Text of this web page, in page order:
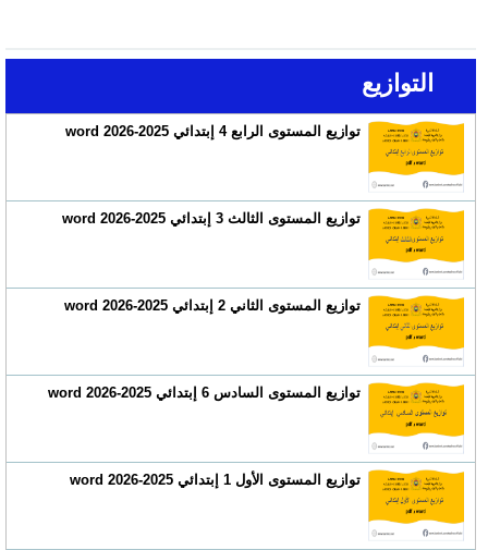
التوازيع
توازيع المستوى الرابع 4 إبتدائي 2025-2026 word
توازيع المستوى الثالث 3 إبتدائي 2025-2026 word
توازيع المستوى الثاني 2 إبتدائي 2025-2026 word
توازيع المستوى السادس 6 إبتدائي 2025-2026 word
توازيع المستوى الأول 1 إبتدائي 2025-2026 word